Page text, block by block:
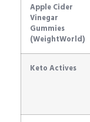
Apple Cider
Vinegar
Gummies
(WeightWorld)
Keto Actives